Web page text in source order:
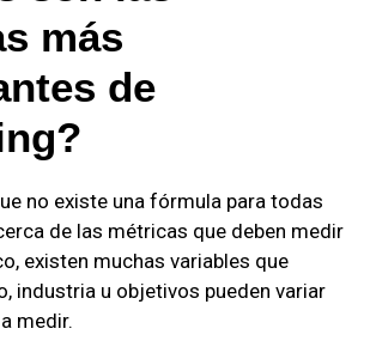
más
de
no existe una fórmula para todas
de las métricas que deben medir
existen muchas variables que
industria u objetivos pueden variar
medir.